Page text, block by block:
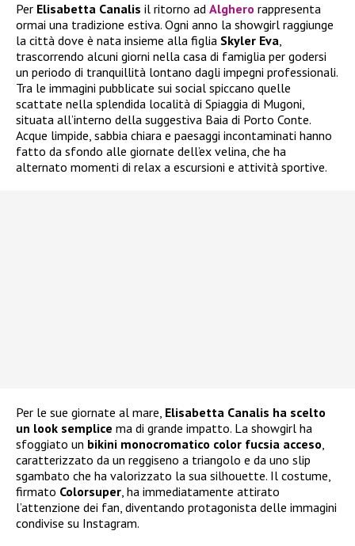
Per Elisabetta Canalis il ritorno ad Alghero rappresenta
ormai una tradizione estiva. Ogni anno la showgirl raggiunge
la città dove è nata insieme alla figlia Skyler Eva,
trascorrendo alcuni giorni nella casa di famiglia per godersi
un periodo di tranquillità lontano dagli impegni professionali.
Tra le immagini pubblicate sui social spiccano quelle
scattate nella splendida località di Spiaggia di Mugoni,
situata all’interno della suggestiva Baia di Porto Conte.
Acque limpide, sabbia chiara e paesaggi incontaminati hanno
fatto da sfondo alle giornate dell’ex velina, che ha
alternato momenti di relax a escursioni e attività sportive.
Per le sue giornate al mare, Elisabetta Canalis ha scelto
un look semplice ma di grande impatto. La showgirl ha
sfoggiato un bikini monocromatico color fucsia acceso,
caratterizzato da un reggiseno a triangolo e da uno slip
sgambato che ha valorizzato la sua silhouette. Il costume,
firmato Colorsuper, ha immediatamente attirato
l’attenzione dei fan, diventando protagonista delle immagini
condivise su Instagram.